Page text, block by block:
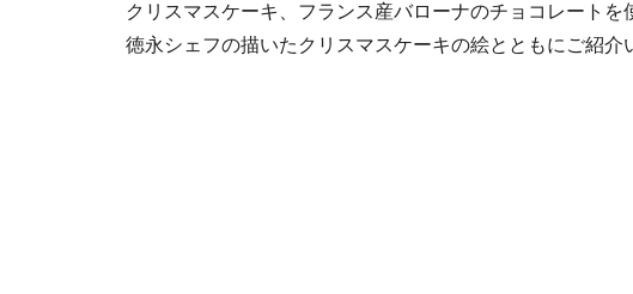
クリスマスケーキ、フランス産バローナのチョコレートを
徳永シェフの描いたクリスマスケーキの絵とともにご紹介